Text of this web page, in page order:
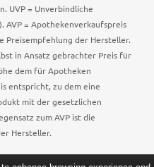
UVP = Unverbindliche
AVP = Apothekenverkaufspreis
Preisempfehlung der Hersteller.
in Ansatz gebrachter Preis für
dem für Apotheken
entspricht, zu dem eine
mit der gesetzlichen
zum AVP ist die
Hersteller.